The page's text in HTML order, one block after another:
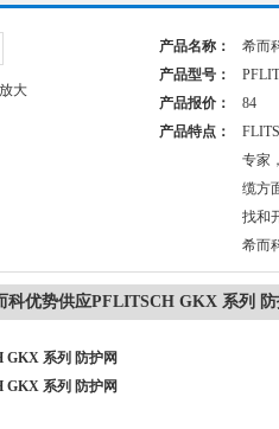
大
产品名称：
希而
产品型号：
产品报价：
84
产品特点：
专家
缆方
找和
希而
优势供应PFLITSCH GKX 系列 防
GKX 系列 防护网
GKX 系列 防护网